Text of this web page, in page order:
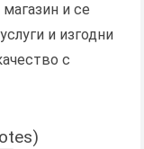
и се
и изгодни
с